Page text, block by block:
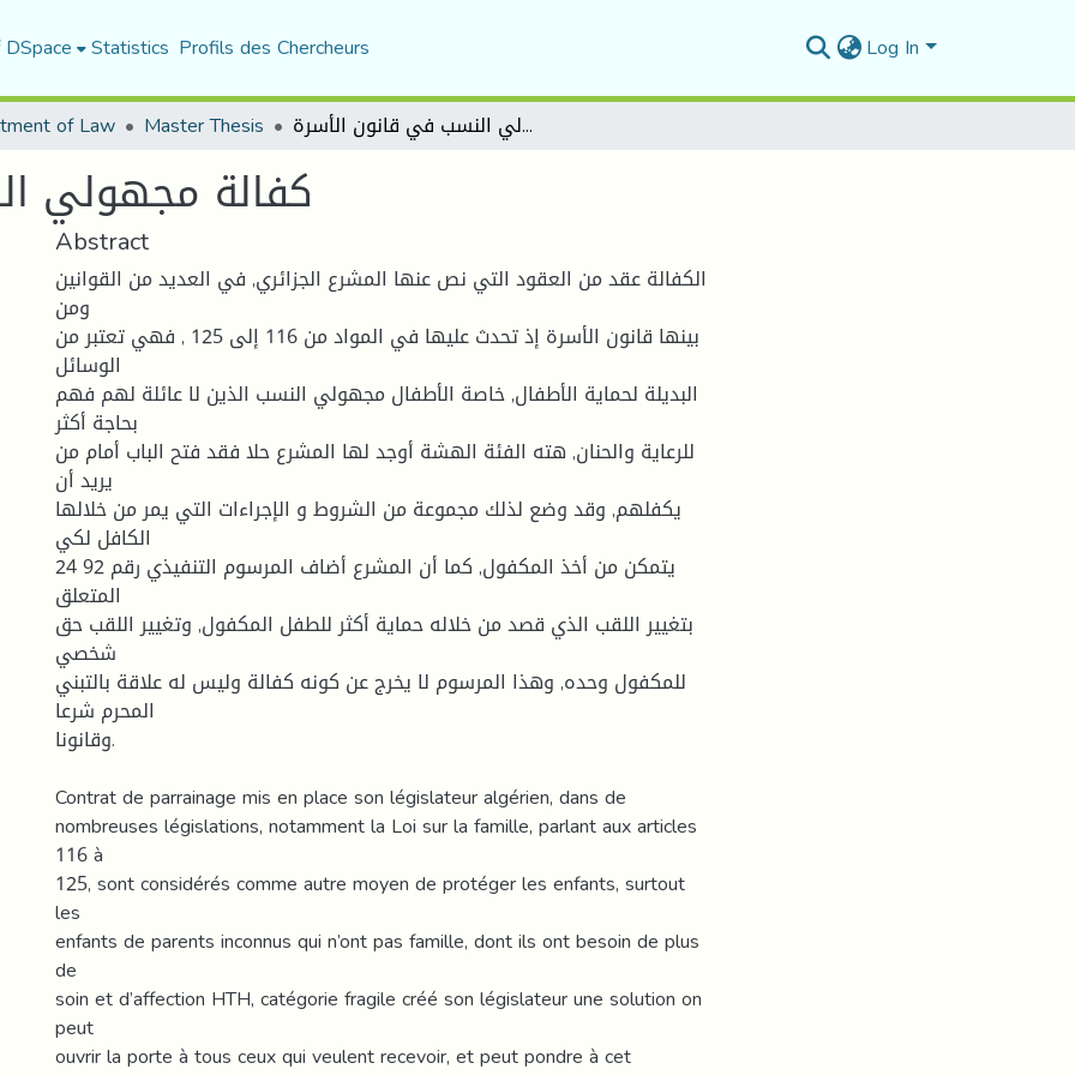
Statistics Profils des Chercheurs Log In
of Law Master Thesis كفالة مجھولي النسب في قانون الأسرة
كفالة مجھولي
Abstract
الكفالة عقد من العقود التي نص عنها المشرع الجزائري, في العديد من القوانين
ومن
بينها قانون الأسرة إذ تحدث عليها في المواد من 116 إلى 125 , فهي تعتبر من
الوسائل
البديلة لحماية الأطفال, خاصة الأطفال مجهولي النسب الذين لا عائلة لهم فهم
بحاجة أكثر
للرعاية والحنان, هته الفئة الهشة أوجد لها المشرع حلا فقد فتح الباب أمام من
يريد أن
يكفلهم, وقد وضع لذلك مجموعة من الشروط و الإجراءات التي يمر من خلالها
الكافل لكي
يتمكن من أخذ المكفول, كما أن المشرع أضاف المرسوم التنفيذي رقم 92 24
المتعلق
بتغيير اللقب الذي قصد من خلاله حماية أكثر للطفل المكفول, وتغيير اللقب حق
شخصي
للمكفول وحده, وهذا المرسوم لا يخرج عن كونه كفالة وليس له علاقة بالتبني
المحرم شرعا
وقانونا.
Contrat de parrainage mis en place son législateur algérien, dans de
nombreuses législations, notamment la Loi sur la famille, parlant aux articles
116 à
125, sont considérés comme autre moyen de protéger les enfants, surtout
les
enfants de parents inconnus qui n’ont pas famille, dont ils ont besoin de plus
de
soin et d’affection HTH, catégorie fragile créé son législateur une solution on
peut
ouvrir la porte à tous ceux qui veulent recevoir, et peut pondre à cet